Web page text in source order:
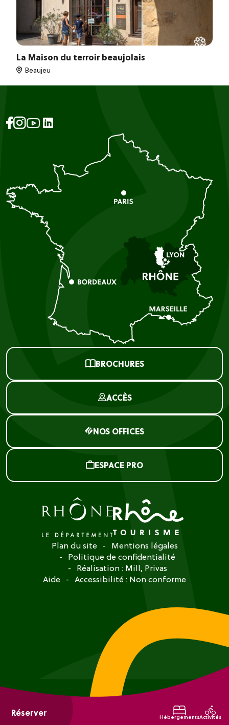
Réserver HébergementsActivités
La Maison du terroir beaujolais
Beaujeu
BROCHURES
ACCÈS
NOS OFFICES
ESPACE PRO
Plan du site
Mentions légales
Politique de confidentialité
Réalisation : Mill, Privas
Aide
Accessibilité : Non conforme